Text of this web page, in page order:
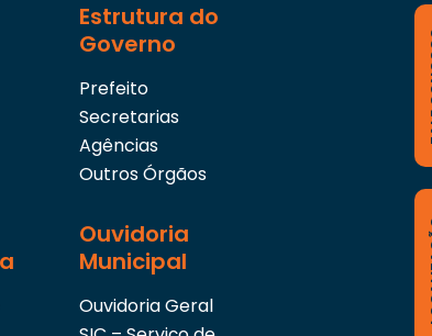
Estrutura do
Governo
Prefeito
Secretarias
Agências
Outros Órgãos
Ouvidoria
Municipal
Ouvidoria Geral